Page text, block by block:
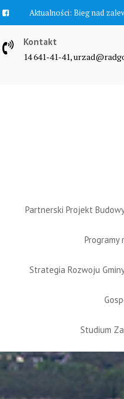
Aktualności: Zawyją syreny
Kontakt
14 641-41-41,
Partnerski Projekt
Programy
Strategia Rozwoju
Studium